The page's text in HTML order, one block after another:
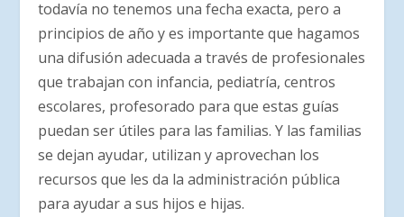
todavía no tenemos una fecha exacta, pero a
principios de año y es importante que hagamos
una difusión adecuada a través de profesionales
que trabajan con infancia, pediatría, centros
escolares, profesorado para que estas guías
puedan ser útiles para las familias. Y las familias
se dejan ayudar, utilizan y aprovechan los
recursos que les da la administración pública
para ayudar a sus hijos e hijas.